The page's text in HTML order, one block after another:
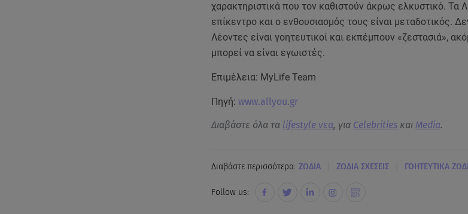
χαρακτηριστικά που τον καθιστούν άκρως ελκυστικό. Τα
επίκεντρο και ο ενθουσιασμός τους είναι μεταδοτικός.
Λέοντες είναι γοητευτικοί και εκπέμπουν «ζεστασιά»,
μπορεί να είναι εγωιστές.
Επιμέλεια: MyLife Team
Πηγή: www.allyou.gr
Διαβάστε όλα τα lifestyle νεα, για Celebritiesκαι Media.
Διαβάστε περισσότερα: ΖΩΔΙΑ ΖΩΔΙΑ ΣΧΕΣΕΙΣ ΓΟΗΤΕΥΤΙΚΑ
Follow us: